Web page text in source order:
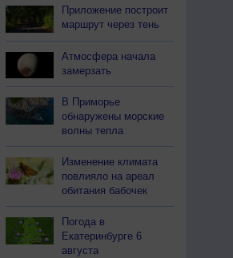
Приложение построит
маршрут через тень
Атмосфера начала
замерзать
В Приморье
обнаружены морские
волны тепла
Изменение климата
повлияло на ареал
обитания бабочек
Погода в
Екатеринбурге 6
августа